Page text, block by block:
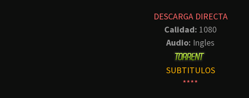
DESCARGA DIRECTA
Calidad: 1080
Audio: Ingles
SUBTITULOS
****